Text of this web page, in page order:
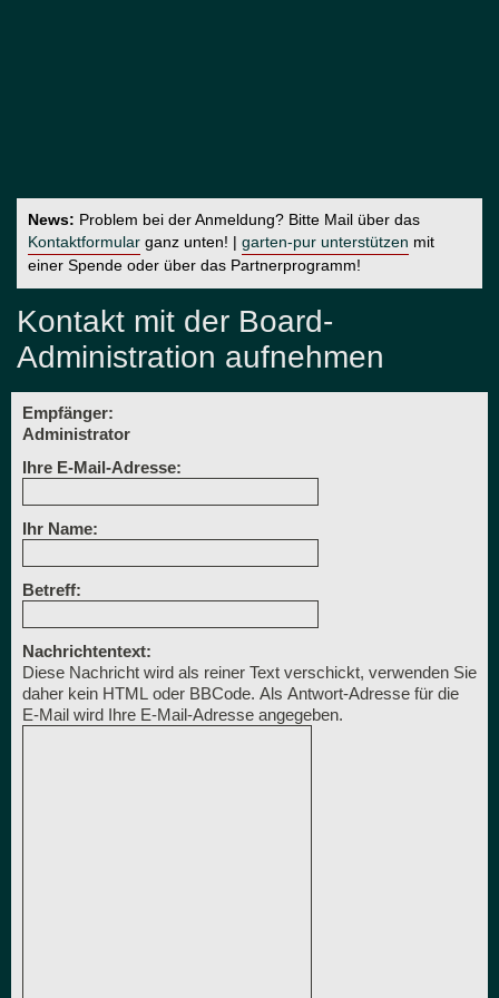
News: Problem bei der Anmeldung? Bitte Mail über das
Kontaktformular ganz unten! | garten-pur unterstützen mit
einer Spende oder über das Partnerprogramm!
Kontakt mit der Board-
Administration aufnehmen
Empfänger:
Administrator
Ihre E-Mail-Adresse:
Ihr Name:
Betreff:
Nachrichtentext:
Diese Nachricht wird als reiner Text verschickt, verwenden Sie
daher kein HTML oder BBCode. Als Antwort-Adresse für die
E-Mail wird Ihre E-Mail-Adresse angegeben.